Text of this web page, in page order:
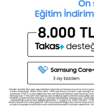
Toptalent Marka ve İnsan
Olarak 11 / 11 / 2024 - 10 / 11 /
Kurumu tarafından 05.11.2024 tarih
göstermektedir.Toptalent İş
ücret
Türkiye İş Kurumu İstanbul İl
ve İş